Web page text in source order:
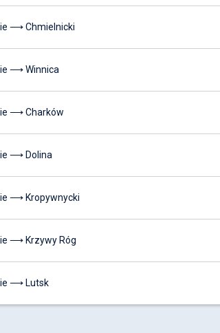
⟶ Chmielnicki
⟶ Winnica
⟶ Charków
⟶ Dolina
⟶ Kropywnycki
⟶ Krzywy Róg
⟶ Lutsk